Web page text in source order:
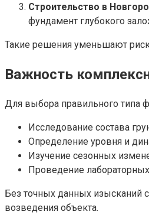
Строительство в
фундамент глубокого
Такие решения уменьшают
Важность
Для выбора правильного типа
Исследование состава
Определение уровня и
Изучение сезонных
Проведение
Без точных данных изысканий
возведения объекта.